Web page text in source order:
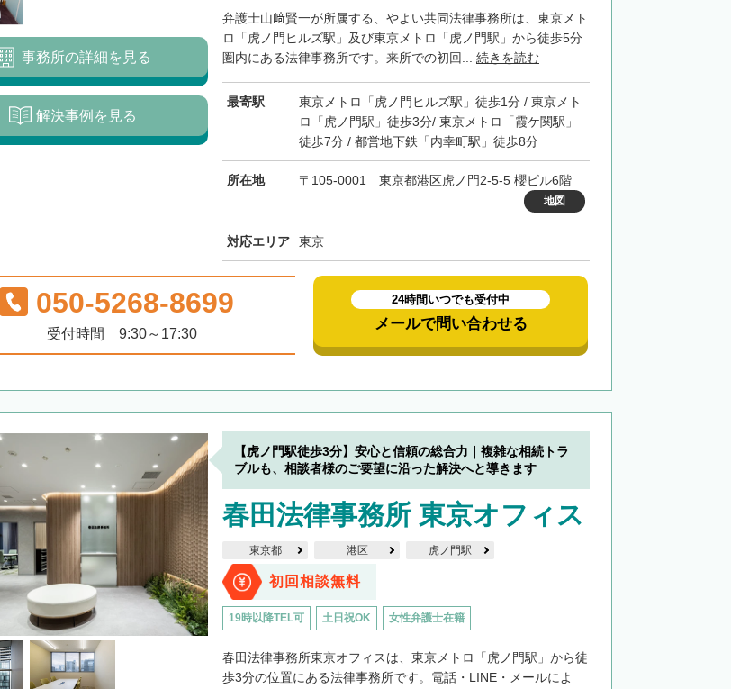
弁護士山﨑賢一が所属する、やよい共同法律事務所は、東京メト
ロ「虎ノ門ヒルズ駅」及び東京メトロ「虎ノ門駅」から徒歩5分
圏内にある法律事務所です。来所での初回... 続きを読む
最寄駅
東京メトロ「虎ノ門ヒルズ駅」徒歩1分 / 東京メト
ロ「虎ノ門駅」徒歩3分/ 東京メトロ「霞ケ関駅」
徒歩7分 / 都営地下鉄「内幸町駅」徒歩8分
所在地 〒105-0001 東京都港区虎ノ門2-5-5 櫻ビル6階
地図
対応エリア 東京
事務所の詳細を見る
解決事例を見る
050-5268-8699
受付時間 9:30～17:30
24時間いつでも受付中
メールで問い合わせる
【虎ノ門駅徒歩3分】安心と信頼の総合力｜複雑な相続トラ
ブルも、相談者様のご要望に沿った解決へと導きます
春田法律事務所 東京オフィス
東京都 港区 虎ノ門駅
初回相談無料
19時以降TEL可 土日祝OK 女性弁護士在籍
春田法律事務所東京オフィスは、東京メトロ「虎ノ門駅」から徒
歩3分の位置にある法律事務所です。電話・LINE・メールによ